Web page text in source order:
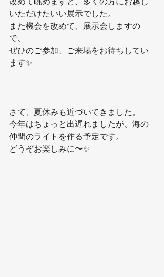
いただけたいい展示でした。
また機会を改めて、展示会しますの
で、
ぜひのご参加、ご来場をお待ちしてい
ます✨
さて、夏休みも近づいてきました。
今年はちょっと出遅れましたが、海の
仲間のライトを作る予定です。
どうぞお楽しみに〜✨